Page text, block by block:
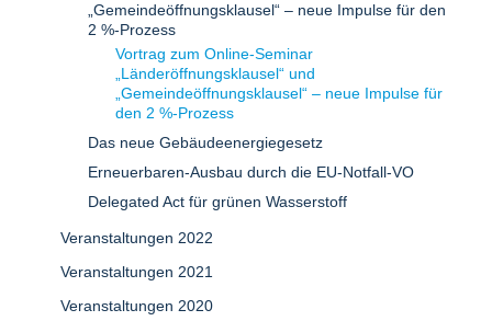
„Gemeindeöffnungsklausel“ – neue Impulse für den
2 %-Prozess
Vortrag zum Online-Seminar
„Länderöffnungsklausel“ und
„Gemeindeöffnungsklausel“ – neue Impulse für
den 2 %-Prozess
Das neue Gebäudeenergiegesetz
Erneuerbaren-Ausbau durch die EU-Notfall-VO
Delegated Act für grünen Wasserstoff
Veranstaltungen 2022
Veranstaltungen 2021
Veranstaltungen 2020